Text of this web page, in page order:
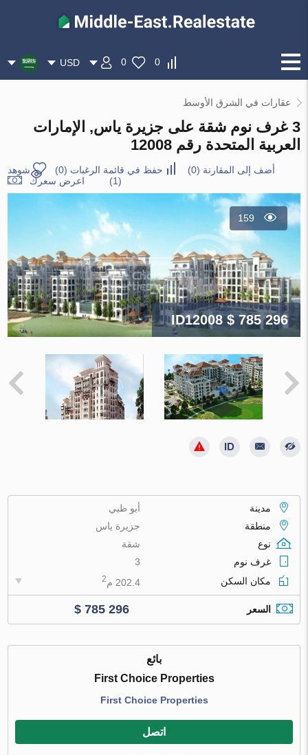
0
0
USD
عقارات في الشرق الأوسط
3 غرف نوم شقة على جزيرة ياس, الإمارات
العربية المتحدة رقم 12008
أضف إلى المقارنة (
0
) حفظ في قائمة الرغبات (
0
)
شوهد
(1)
اعرض سعرك
159
ID12008$ 785 296
مدينة
أبو ظبي
منطقة
جزيرة ياس
نوع
شقة
غرف نوم
3
مكان السكن
202.4 م 2
السعر $ 785 296
بائع
First Choice Properties
First Choice Properties
اتصل